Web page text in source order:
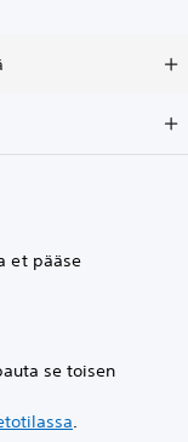
et pääse
se toisen